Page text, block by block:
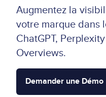
Augmentez la
votre marque dans
ChatGPT,
Overviews.
Demander une Démo